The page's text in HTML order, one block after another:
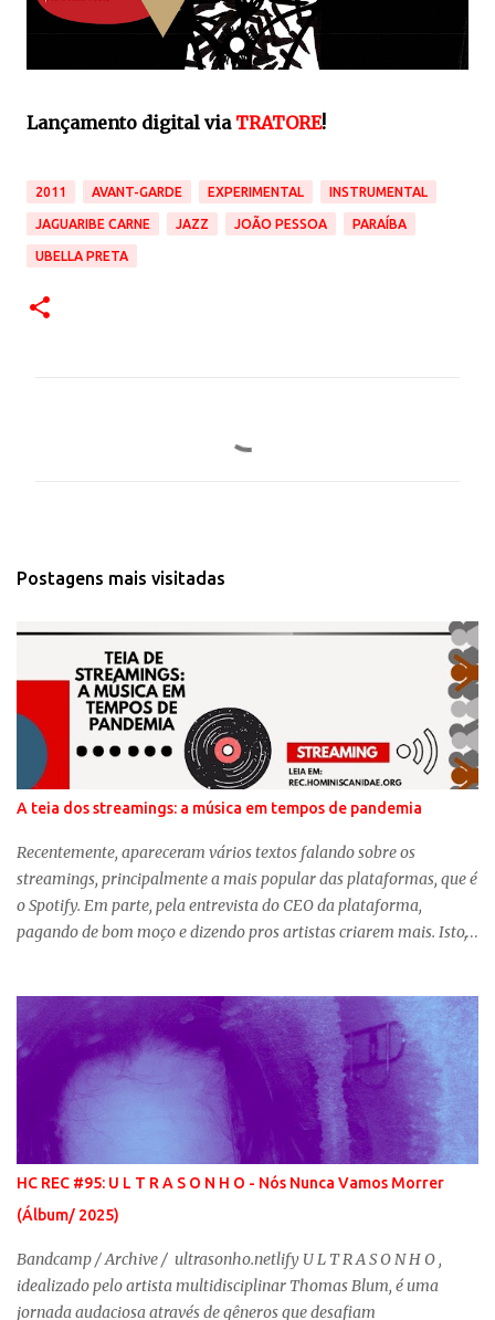
Lançamento digital via TRATORE!
2011 AVANT-GARDE EXPERIMENTAL INSTRUMENTAL
JAGUARIBE CARNE JAZZ JOÃO PESSOA PARAÍBA
UBELLA PRETA
r
s
Postagens mais visitadas
A teia dos streamings: a música em tempos de pandemia
Recentemente, apareceram vários textos falando sobre os
streamings, principalmente a mais popular das plataformas, que é
o Spotify. Em parte, pela entrevista do CEO da plataforma,
pagando de bom moço e dizendo pros artistas criarem mais. Isto,
muito, pela crescente que se deu aos serviços virtuais com a
pandemia mundial da covid-19, o que resultou no boom atual do
Bandcamp. Tentamos falar disso com textos curtos no nosso
twitter ou com vídeos no stories do nosso instagram . Porém, as
dúvidas persistiam e outras perguntas surgiam em nossas redes. É
por isso que esse texto existe, ele foi basicamente feito em cima de
nossas experiências com os serviços de streaming, o Bandcamp,
do que tem rolado com nosso selo virtual de poucos meses. Ao
longo do nosso texto, nos linkamos diversos outros que saíram em
sites ...
HC REC #95: U L T R A S O N H O - Nós Nunca Vamos Morrer
(Álbum/ 2025)
Bandcamp / Archive / ultrasonho.netlify U L T R A S O N H O ,
idealizado pelo artista multidisciplinar Thomas Blum, é uma
jornada audaciosa através de gêneros que desafiam